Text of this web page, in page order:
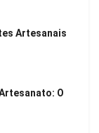
Artesanais
O